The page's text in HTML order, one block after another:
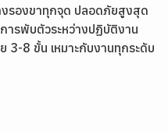
รองขาทุกจุด ปลอดภัยสูงสุด
รพับตัวระหว่างปฏิบัติงาน
3-8 ขั้น เหมาะกับงานทุกระดับ